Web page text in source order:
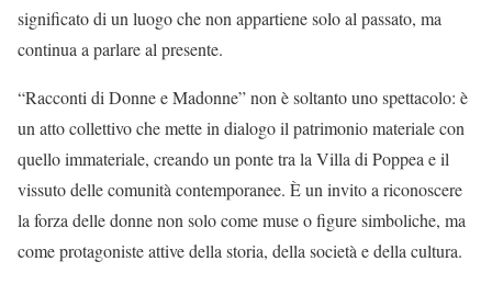
significato di un luogo che non appartiene solo al passato, ma
continua a parlare al presente.
“Racconti di Donne e Madonne” non è soltanto uno spettacolo: è
un atto collettivo che mette in dialogo il patrimonio materiale con
quello immateriale, creando un ponte tra la Villa di Poppea e il
vissuto delle comunità contemporanee. È un invito a riconoscere
la forza delle donne non solo come muse o figure simboliche, ma
come protagoniste attive della storia, della società e della cultura.